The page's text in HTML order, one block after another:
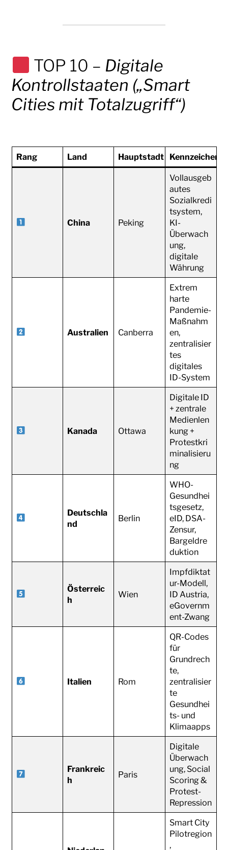
TOP 10 – Digitale
Kontrollstaaten („Smart
Cities mit Totalzugriff“)
Rang Land Hauptstadt Kennzeichen
China Peking
Vollausgeb
autes
Sozialkredi
tsystem,
KI-
Überwach
ung,
digitale
Währung
Australien Canberra
Extrem
harte
Pandemie-
Maßnahm
en,
zentralisier
tes
digitales
ID-System
Kanada Ottawa
Digitale ID
+ zentrale
Medienlen
kung +
Protestkri
minalisieru
ng
Deutschla
nd
Berlin
WHO-
Gesundhei
tsgesetz,
eID, DSA-
Zensur,
Bargeldre
duktion
Österreic
h
Wien
Impfdiktat
ur-Modell,
ID Austria,
eGovernm
ent-Zwang
Italien Rom
QR-Codes
für
Grundrech
te,
zentralisier
te
Gesundhei
ts- und
Klimaapps
Frankreic
h
Paris
Digitale
Überwach
ung, Social
Scoring &
Protest-
Repression
Smart City
Pilotregion
,